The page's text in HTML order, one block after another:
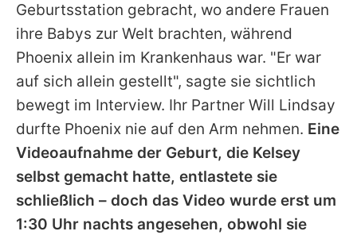
Geburtsstation gebracht, wo andere Frauen
ihre Babys zur Welt brachten, während
Phoenix allein im Krankenhaus war. "Er war
auf sich allein gestellt", sagte sie sichtlich
bewegt im Interview. Ihr Partner Will Lindsay
durfte Phoenix nie auf den Arm nehmen. Eine
Videoaufnahme der Geburt, die Kelsey
selbst gemacht hatte, entlastete sie
schließlich – doch das Video wurde erst um
1:30 Uhr nachts angesehen, obwohl sie